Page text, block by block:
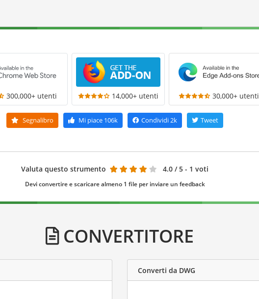
300,000+ utenti 14,000+ utenti 30,000+ utenti
Segnalibro Mi piace 106k Condividi2k Tweet
Valuta questo strumento 4.0 / 5 - 1 voti
Devi convertire e scaricare almeno 1 file per inviare un feedback
CONVERTITORE
Converti da DWG